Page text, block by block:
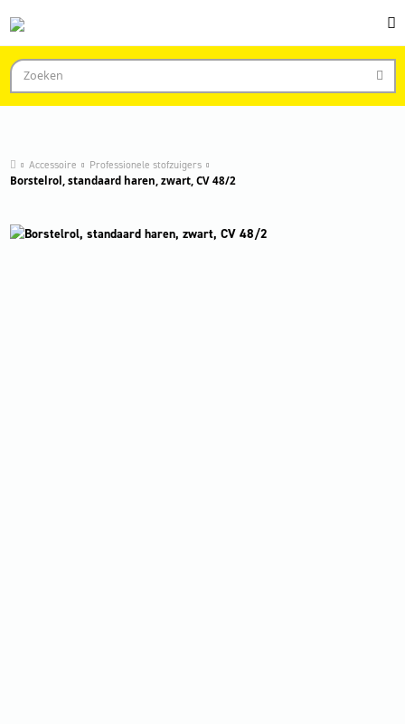
Accessoire Professionele stofzuigers
Borstelrol, standaard haren, zwart, CV 48/2